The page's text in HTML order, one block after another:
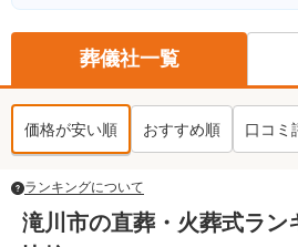
葬儀社一覧
価格が安い順 おすすめ順 口コミ
ランキングについて
滝川市の直葬・火葬式ラン